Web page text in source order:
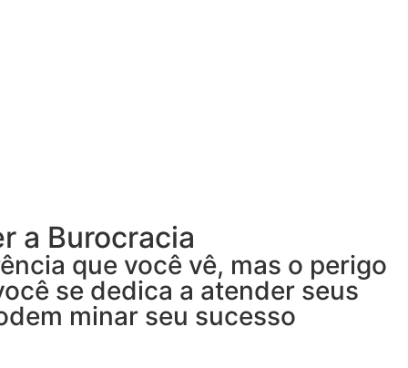
a Burocracia
que você vê, mas o perigo
se dedica a atender seus
minar seu sucesso